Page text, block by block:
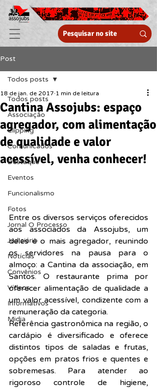
Post
Todos posts
Associação
Clipping
Comunicados
Destaque
Eventos
Funcionalismo
Fotos
Jornal O Processo
Judiciário
Notícias
Convênios
Vídeos
Informativos
Midia
Todos posts
Cantina Assojubs: espaço
agregador, com alimentação
de qualidade e valor
acessível, venha conhecer!
18 de jan. de 2017 1 min de leitura
Entre os diversos serviços oferecidos
aos associados da Assojubs, um
deles é o mais agregador, reunindo
os servidores na pausa para o
almoço: a Cantina da associação, em
Santos. O restaurante prima por
oferecer alimentação de qualidade a
um valor acessível, condizente com a
remuneração da categoria.
Referência gastronômica na região, o
cardápio é diversificado e oferece
distintos tipos de saladas e frutas,
opções em pratos frios e quentes e
sobremesas. Para atender ao
rigoroso controle de higiene,